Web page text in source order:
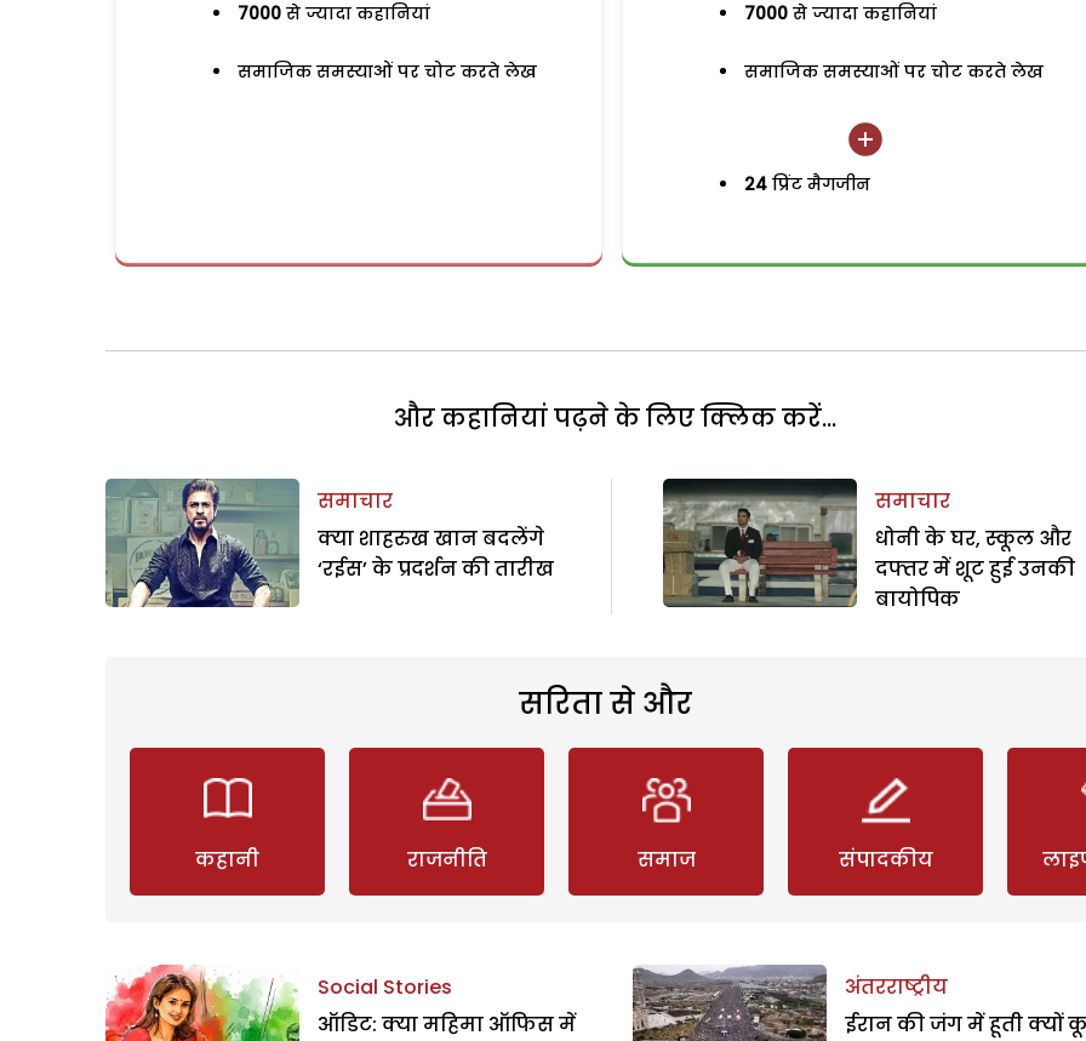
7000 से ज्यादा कहानियां
समाजिक समस्याओं पर चोट करते लेख
7000 से ज्यादा कहानियां
समाजिक समस्याओं पर चोट करते लेख
24 प्रिंट मैगजीन
और कहानियां पढ़ने के लिए क्लिक करें...
समाचार
क्या शाहरुख खान बदलेंगे
‘रईस’ के प्रदर्शन की तारीख
समाचार
धोनी के घर, स्कूल और
दफ्तर में शूट हुई उनकी
बायोपिक
सरिता से और
कहानी राजनीति समाज संपादकीय
Social Stories
ऑडिट: क्या महिमा ऑफिस में
अंतरराष्ट्रीय
ईरान की जंग में हूती क्यों